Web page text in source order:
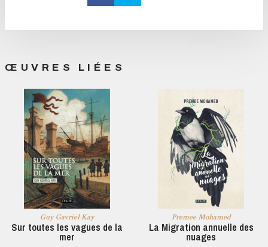
ŒUVRES LIÉES
Guy Gavriel Kay
Sur toutes les vagues de la
mer
Premee Mohamed
La Migration annuelle des
nuages